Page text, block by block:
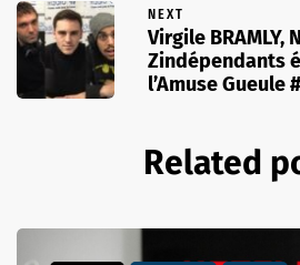
NEXT
Virgile BRAMLY,
Zindépendants
l’Amuse Gueule
Related